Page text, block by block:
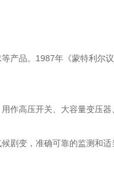
产品。1987年《蒙特利尔
高压开关、大容量变压
变，准确可靠的监测和适